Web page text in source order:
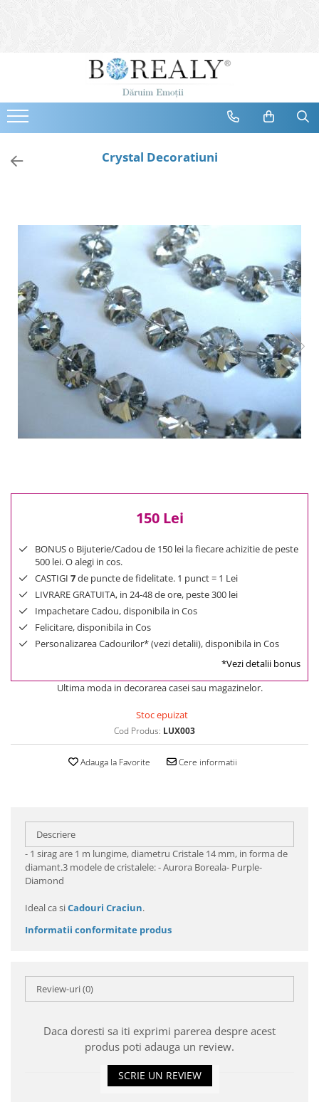
Bijuterii
Cercei
Bratari
Coliere
Destinatari
Bijuterii Femei
Bijuterii Copii
Bijuterii Mirese
Selectii
Reduceri
Cele mai noi
Cele mai vandute
Cele mai votate
0 Lei - 100 Lei
300 Lei - 500 Lei
Crystal Decoratiuni
150 Lei
BONUS o Bijuterie/Cadou de 150 lei la fiecare achizitie de peste
500 lei. O alegi in cos.
CASTIGI 7de puncte de fidelitate. 1 punct = 1 Lei
LIVRARE GRATUITA, in 24-48 de ore, peste 300 lei
Impachetare Cadou, disponibila in Cos
Felicitare, disponibila in Cos
Personalizarea Cadourilor* (vezi detalii), disponibila in Cos
*Vezi detalii bonus
Ultima moda in decorarea casei sau magazinelor.
Stoc epuizat
Cod Produs: LUX003
Adauga la Favorite Cere informatii
Descriere
- 1 sirag are 1 m lungime, diametru Cristale 14 mm, in forma de
diamant.3 modele de cristalele: - Aurora Boreala- Purple-
Diamond
Ideal ca siCadouri Craciun.
Informatii conformitate produs
Review-uri(0)
Daca doresti sa iti exprimi parerea despre acest
produs poti adauga un review.
SCRIE UN REVIEW